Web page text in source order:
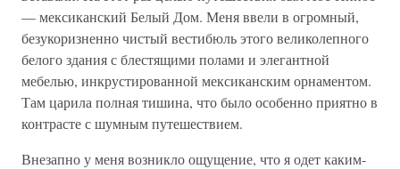
— мексиканский Белый Дом. Меня ввели в огромный,
безукоризненно чистый вестибюль этого великолепного
белого здания с блестящими полами и элегантной
мебелью, инкрустированной мексиканским орнаментом.
Там царила полная тишина, что было особенно приятно в
контрасте с шумным путешествием.
Внезапно у меня возникло ощущение, что я одет каким-